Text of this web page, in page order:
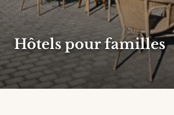
Hôtels pour familles